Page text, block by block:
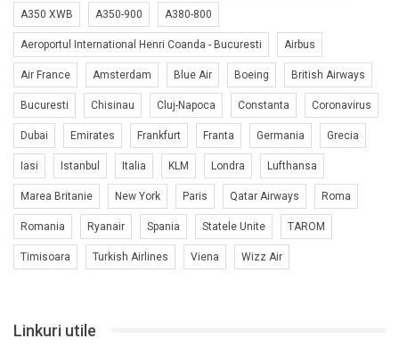
A350 XWB A350-900 A380-800
Aeroportul International Henri Coanda - Bucuresti Airbus
Air France Amsterdam Blue Air Boeing British Airways
Bucuresti Chisinau Cluj-Napoca Constanta Coronavirus
Dubai Emirates Frankfurt Franta Germania Grecia
Iasi Istanbul Italia KLM Londra Lufthansa
Marea Britanie New York Paris Qatar Airways Roma
Romania Ryanair Spania Statele Unite TAROM
Timisoara Turkish Airlines Viena Wizz Air
Linkuri utile